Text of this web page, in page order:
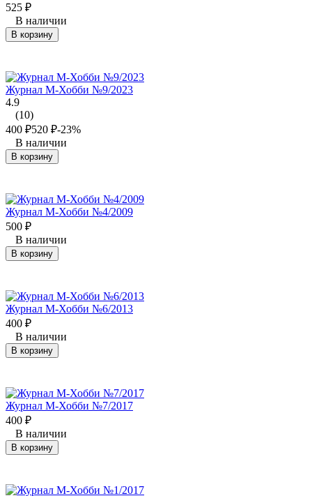
525 ₽
В наличии
В корзину
Журнал М-Хобби №9/2023
4.9
(10)
400 ₽520 ₽-23%
В наличии
В корзину
Журнал М-Хобби №4/2009
500 ₽
В наличии
В корзину
Журнал М-Хобби №6/2013
400 ₽
В наличии
В корзину
Журнал М-Хобби №7/2017
400 ₽
В наличии
В корзину